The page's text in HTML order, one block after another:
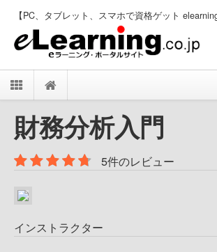
【PC、タブレット、スマホで資格ゲット
財務分析入門
5件のレビュー
インストラクター